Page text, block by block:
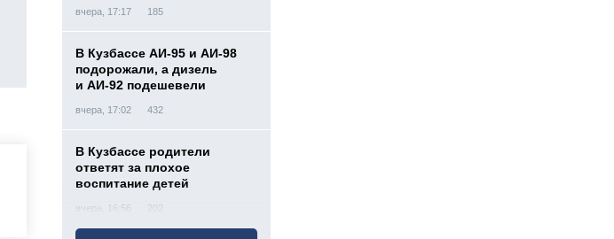
вчера, 17:17 185
В Кузбассе АИ-95 и АИ-98
подорожали, а дизель
и АИ-92 подешевели
вчера, 17:02 432
В Кузбассе родители
ответят за плохое
воспитание детей
вчера, 16:56 202